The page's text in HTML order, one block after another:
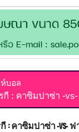
ห์บอล
กี : คาซิมปาซ่า -
: คาซิมปาซ่า -vs-